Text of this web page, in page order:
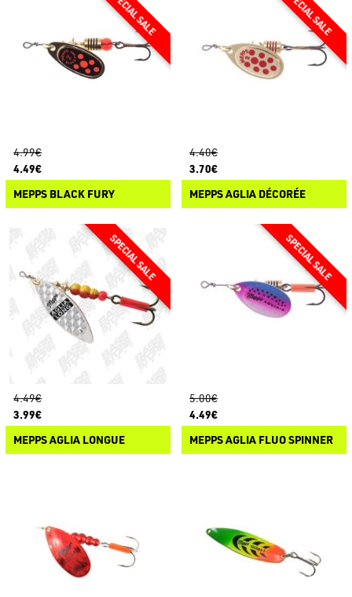
4.99€
4.49€
MEPPS BLACK FURY
4.40€
3.70€
MEPPS AGLIA DÉCORÉE
4.49€
3.99€
MEPPS AGLIA LONGUE
5.00€
4.49€
MEPPS AGLIA FLUO SPINNER